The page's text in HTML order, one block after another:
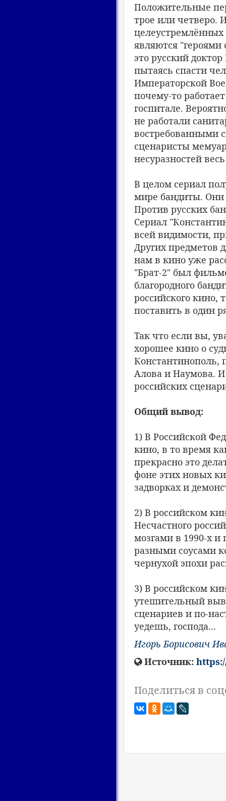
Положительные
трое или четверо.
являются
это русский
пытаясь спасти
Императорской
почему-то
госпитале.
не работали
востребованными
сценаристы
несуразностей
В целом сериал
мире бандиты. Они
Против русских
Сериал
всей видимости,
Других предметов
нам в кино уже
"Брат-2" был
благородного
российского кино,
поставить в один
Так что если вы,
хорошее кино о
Константинополь,
Алова и Наумова. И
российских
Общий вывод:
1) В Российской
кино, в то время
прекрасно это
фоне этих новых
задворках и
2) В российском
Несчастного
мозгами в 1990-х и
разными соусами
чернухой эпохи
3) В российском
утешительный
сценариев и по-
уедешь, господа...
Игорь Борисович
Источник:
Поделиться в